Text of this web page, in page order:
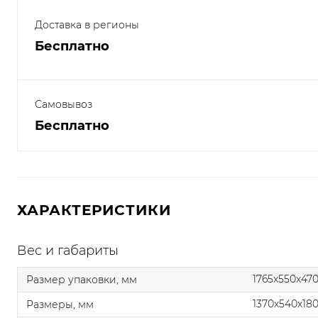
Доставка в регионы
Бесплатно
Самовывоз
Бесплатно
ХАРАКТЕРИСТИКИ
Вес и габариты
Размер упаковки, мм
1765x550x470
Размеры, мм